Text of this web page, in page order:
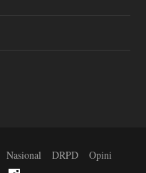
Nasional DRPD Opini